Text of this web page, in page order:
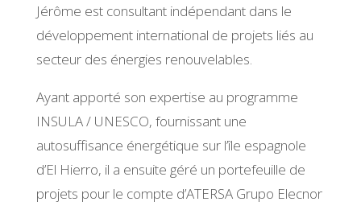
Jérôme est consultant indépendant dans le
développement international de projets liés au
secteur des énergies renouvelables.
Ayant apporté son expertise au programme
INSULA / UNESCO, fournissant une
autosuffisance énergétique sur l’île espagnole
d’El Hierro, il a ensuite géré un portefeuille de
projets pour le compte d’ATERSA Grupo Elecnor